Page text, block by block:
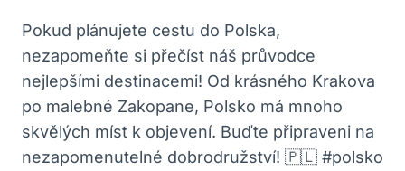
Pokud plánujete cestu do Polska,
nezapomeňte si přečíst náš průvodce
nejlepšími destinacemi! Od krásného Krakova
po malebné Zakopane, Polsko má mnoho
skvělých míst k objevení. Buďte připraveni na
nezapomenutelné dobrodružství! 🇵🇱 #polsko